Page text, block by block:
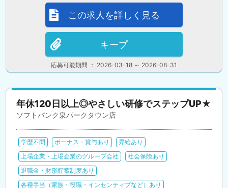
応募可能期間 ： 2026-03-18 ～ 2026-08-31
この求人を詳しく見る
キープ
年休120日以上◎やさしい研修でステップUP★
ソフトバンク泉パークタウン店
学歴不問 ボーナス・賞与あり
昇給あり
上場企業・上場企業のグループ会社
社会保険あり
退職金・財形貯蓄制度あり
各種手当（家族・役職・インセンティブなど）あり